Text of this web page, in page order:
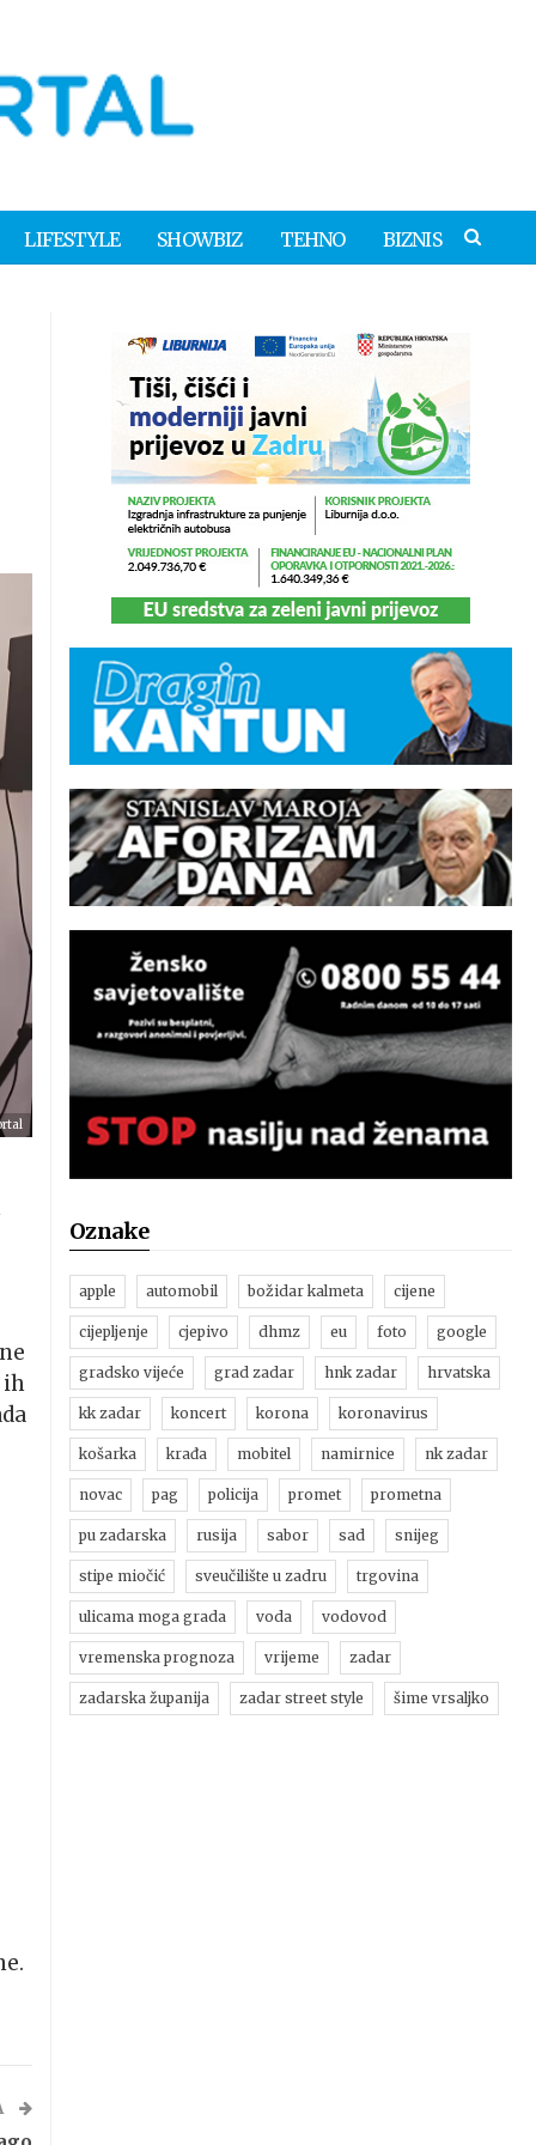
LIFESTYLE SHOWBIZ TEHNO BIZNIS
ih
Oznake
apple automobil božidar kalmeta cijene
cijepljenje cjepivo dhmz eu foto google
gradsko vijeće grad zadar hnk zadar hrvatska
kk zadar koncert korona koronavirus
košarka krađa mobitel namirnice nk zadar
novac pag policija promet prometna
pu zadarska rusija sabor sad snijeg
stipe miočić sveučilište u zadru trgovina
ulicama moga grada voda vodovod
vremenska prognoza vrijeme zadar
zadarska županija zadar street style šime vrsaljko